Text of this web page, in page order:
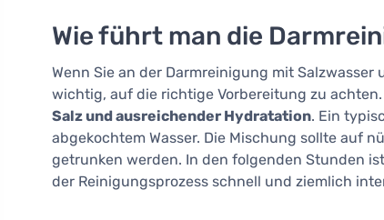
Wie führt man die
Wenn Sie an der Darmreinigung mit
wichtig, auf die richtige Vorbereitung zu
Salz und ausreichender Hydratation. Ein
abgekochtem Wasser. Die Mischung sollte auf
getrunken werden. In den folgenden Stunden
der Reinigungsprozess schnell und ziemlich